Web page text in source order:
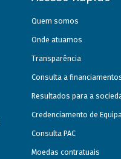
Quem somos
Onde atuamos
Transparência
Consulta a
Resultados para a
Credenciamento de
Consulta PAC
Moedas contratuais